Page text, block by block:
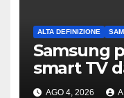
ALTA DEFINIZIONE
Samsung
smart TV
AGO 4, 2026